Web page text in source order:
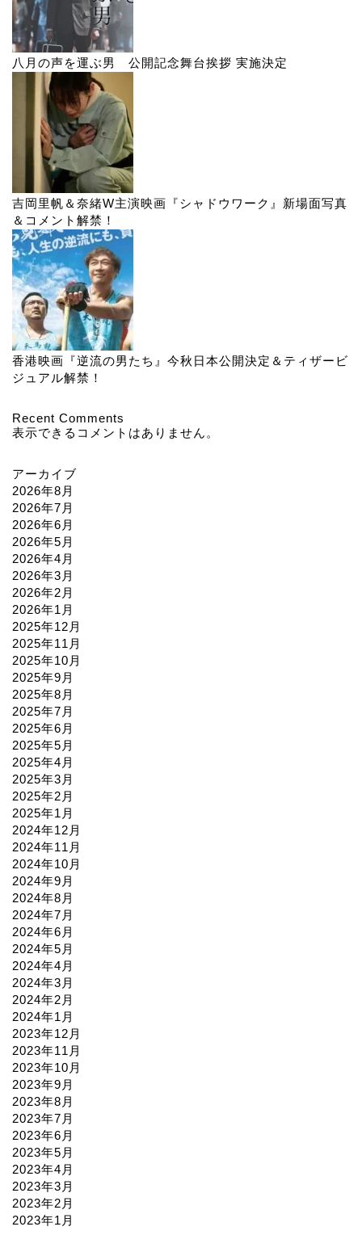
八月の声を運ぶ男 公開記念舞台挨拶 実施決定
吉岡里帆＆奈緒W主演映画『シャドウワーク』新場面写真
＆コメント解禁！
香港映画『逆流の男たち』今秋日本公開決定＆ティザービ
ジュアル解禁！
Recent Comments
表示できるコメントはありません。
アーカイブ
2026年8月
2026年7月
2026年6月
2026年5月
2026年4月
2026年3月
2026年2月
2026年1月
2025年12月
2025年11月
2025年10月
2025年9月
2025年8月
2025年7月
2025年6月
2025年5月
2025年4月
2025年3月
2025年2月
2025年1月
2024年12月
2024年11月
2024年10月
2024年9月
2024年8月
2024年7月
2024年6月
2024年5月
2024年4月
2024年3月
2024年2月
2024年1月
2023年12月
2023年11月
2023年10月
2023年9月
2023年8月
2023年7月
2023年6月
2023年5月
2023年4月
2023年3月
2023年2月
2023年1月